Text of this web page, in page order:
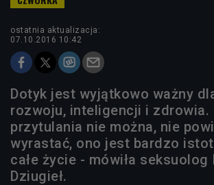
ostatnia aktualizacja:
07.10.2016 10:42
Dotyk jest wyjątkowo ważny
rozwoju, inteligencji i zdrowia.
przytulania nie można, nie
wyrastać, ono jest bardzo
całe życie - mówiła seksuolog
Dziugieł.